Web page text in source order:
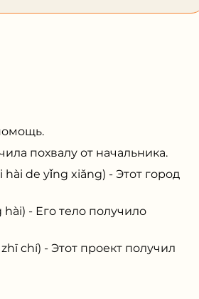
похвалу от начальника.
hài de yǐng xiǎng) - Этот город
hài) - Его тело получило
chí) - Этот проект получил